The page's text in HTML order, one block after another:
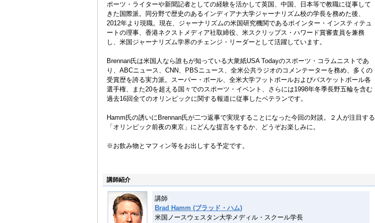
ポーツ・ライターや新聞記者としての経験を活かして英国、中国、日本等で教職に従事して
きた国際派。同分野で歴史のあるインディアナ大学ジャーナリズム校の学長を務めた後、
2012年より現職。現在、ジャーナリズムの米国研究機関であるポインター・インスティテュ
ートの理事、香港ネクストメディア社取締役、米スクリップス・ハワード賞審査員を兼務
し、米国ジャーナリズム学界のチェンジ・リーダーとして活躍しています。
Brennan氏は米国人なら誰もが知っている大衆紙USA Todayのスポーツ・コラムニストであ
り、ABCニュース、CNN、PBSニュース、全米公共ラジオのコメンテーターを務め、多くの
受賞歴を誇る実力派。スーパー・ボール、全米大学フットボールおよびバスケットボール各
選手権、また20を超える国々でのスポーツ・イベント、さらには1998年冬季長野五輪を含む
過去16回全てのオリンピックに関する報道に従事したベテランです。
Hamm氏の誘いにBrennan氏が二つ返事で実現することになった今回の対談。２人が注目する
「オリンピック前夜の東京」にどんな提言をするか、どうぞお楽しみに。
※お飲み物とマフィン等をお出しする予定です。
講師紹介
講師
Brad Hamm (ブラッド・ハム)
米国ノースウェスタン大学メディル・スクール学長